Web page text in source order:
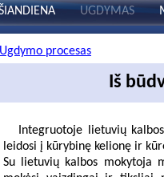
UGDYMAS
Ugdymo procesas
Iš
Integruotoje lietuvių kalbos
leidosi į kūrybinę kelionę ir
Su lietuvių kalbos mokytoja